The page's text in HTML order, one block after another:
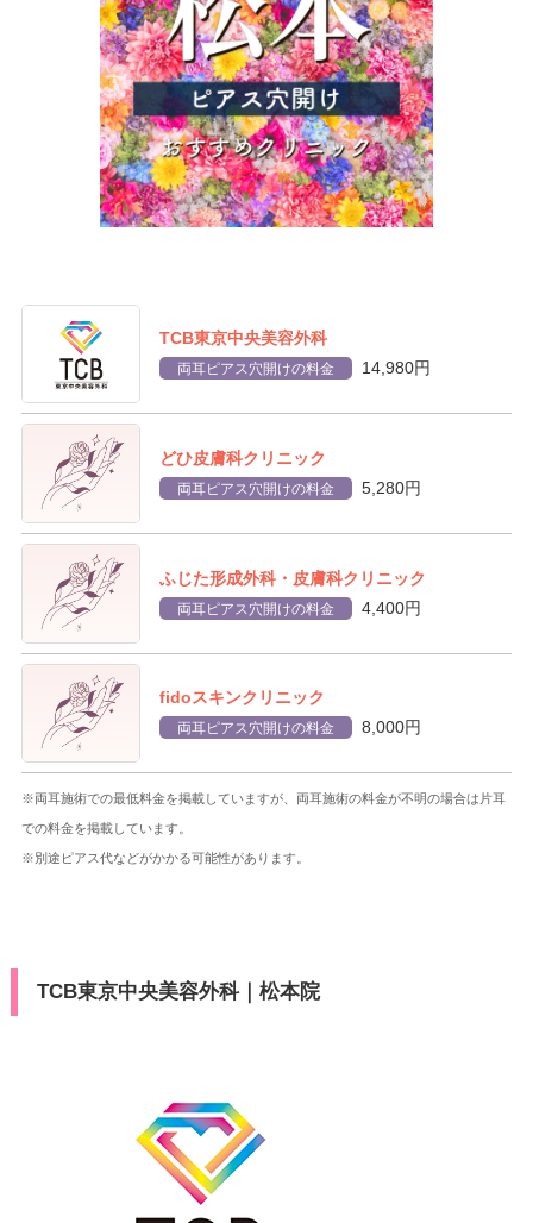
TCB東京中央美容外科
両耳ピアス穴開けの料金 14,980円
どひ皮膚科クリニック
両耳ピアス穴開けの料金 5,280円
ふじた形成外科・皮膚科クリニック
両耳ピアス穴開けの料金 4,400円
fidoスキンクリニック
両耳ピアス穴開けの料金 8,000円
※両耳施術での最低料金を掲載していますが、両耳施術の料金が不明の場合は片耳
での料金を掲載しています。
※別途ピアス代などがかかる可能性があります。
TCB東京中央美容外科｜松本院